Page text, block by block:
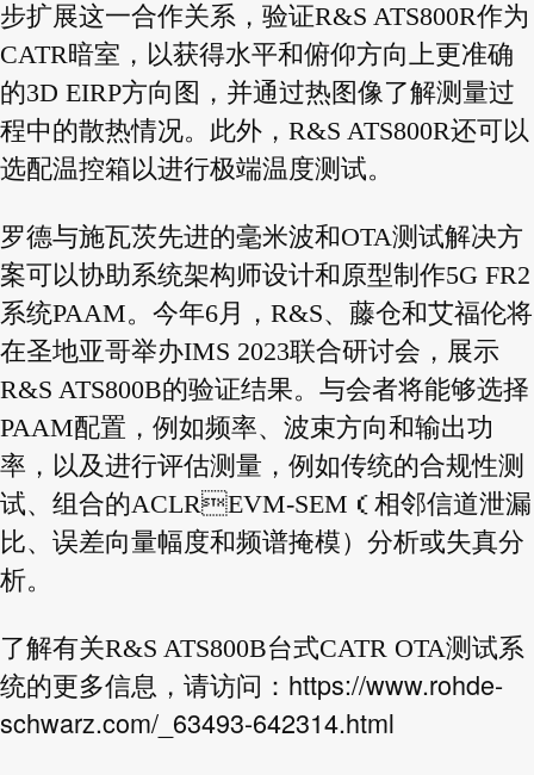
步扩展这一合作关系，验证R&S ATS800R作为
CATR暗室，以获得水平和俯仰方向上更准确
的3D EIRP方向图， 并通过热图像了解测量过
程中的散热情况。此外，R&S ATS800R还可以
选配温控箱以进行极端温度测试。
罗德与施瓦茨先进的毫米波和OTA测试解决方
案可以协助系统架构师设计和原型制作5G FR2
系统PAAM。今年6月， R&S、藤仓和艾福伦将
在圣地亚哥举办IMS 2023联合研讨会，展示
R&S ATS800B的验证结果。与会者将能够选择
PAAM配置，例如频率、波束方向和输出功
率，以及进行评估测量，例如传统的合规性测
试、组合的ACLREVM-SEM（相邻信道泄漏
比、误差向量幅度和频谱掩模）分析或失真分
析。
了解有关R&S ATS800B台式CATR OTA测试系
统的更多信息，请访问： https://www.rohde-
schwarz.com/_63493-642314.html